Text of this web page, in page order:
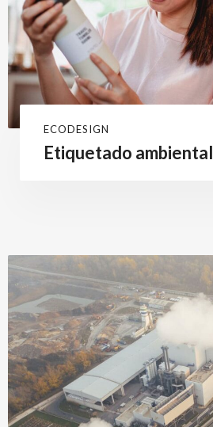
ECODESIGN
Etiquetado ambiental